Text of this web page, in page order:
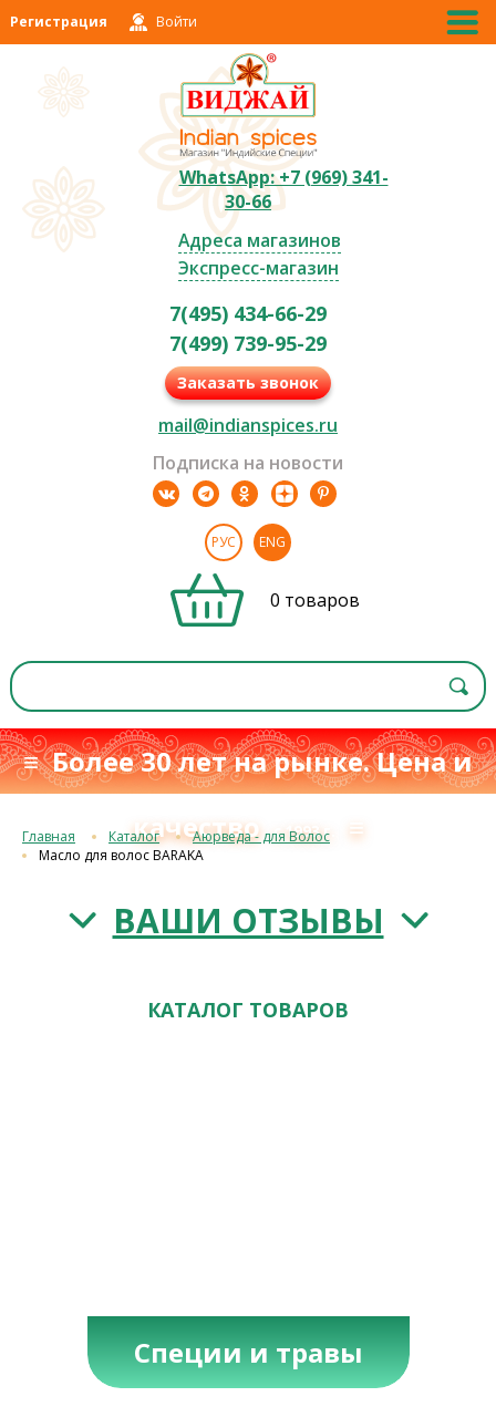
Регистрация Войти
WhatsApp: +7 (969) 341-
30-66
Адреса магазинов
Экспресс-магазин
7(495) 434-66-29
7(499) 739-95-29
Заказать звонок
mail@indianspices.ru
Подписка на новости
РУС ENG
0 товаров
≡ Более 30 лет на рынке. Цена и
качествос 1993 г. ≡
Главная Каталог
Аюрведа - для Волос
Масло для волос BARAKA
ВАШИ ОТЗЫВЫ
КАТАЛОГ ТОВАРОВ
Специи и травы